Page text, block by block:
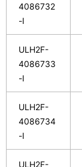
4086732
-I
ULH2F-
4086733
-I
ULH2F-
4086734
-I
ULH2F-